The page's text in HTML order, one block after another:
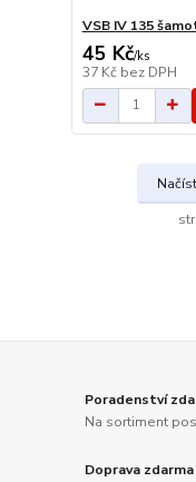
VSB IV 135
45 Kč/ks
37 Kč bez DPH
Poradenství
Na sortiment
Doprava